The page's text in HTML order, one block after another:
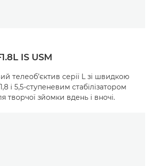
IS USM
телеоб’єктив серії L зі швидкою
і 5,5-ступеневим стабілізатором
творчої зйомки вдень і вночі.